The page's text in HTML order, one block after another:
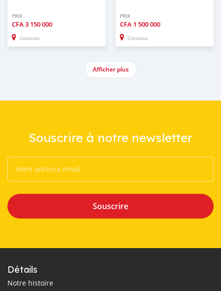
PRIX
CFA3 150 000
Cotonou
PRIX
CFA 1 500 000
Cotonou
Afficher plus
Souscrire à notre newsletter
Souscrire
Détails
Notre histoire